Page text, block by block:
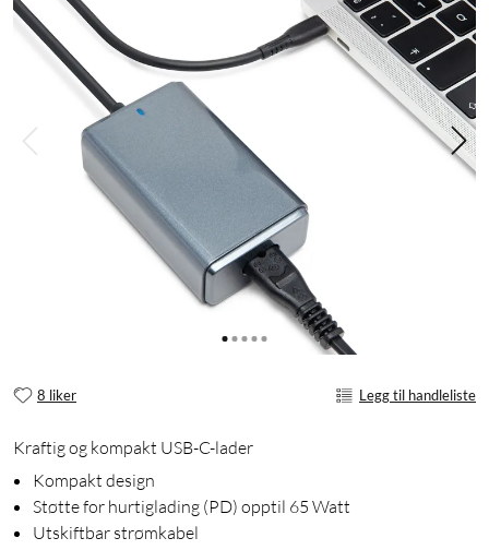
8 liker Legg til handleliste
Kraftig og kompakt USB-C-lader
Kompakt design
Støtte for hurtiglading (PD) opptil 65 Watt
Utskiftbar strømkabel